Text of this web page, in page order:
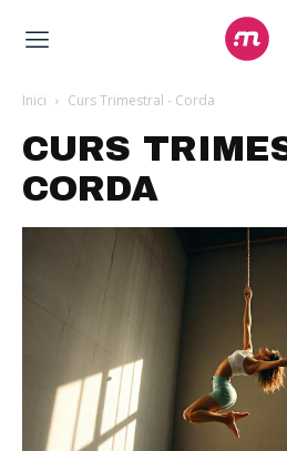
Inici Curs Trimestral - Corda
CURS
CORDA